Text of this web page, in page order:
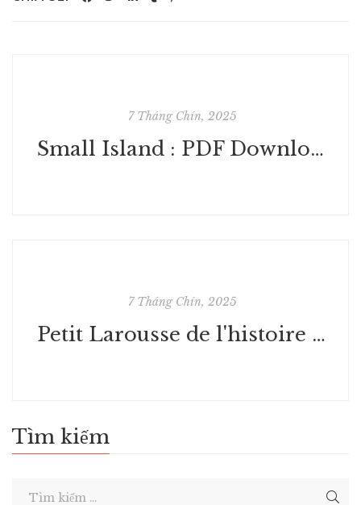
7 Tháng Chín, 2025
Small Island : PDF Download
7 Tháng Chín, 2025
Petit Larousse de l'histoire de France - (E-Book EPUB)
Tìm kiếm